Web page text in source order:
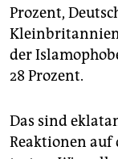
Prozent,
der
28 Prozent.
Das sind
Reaktio­nen auf